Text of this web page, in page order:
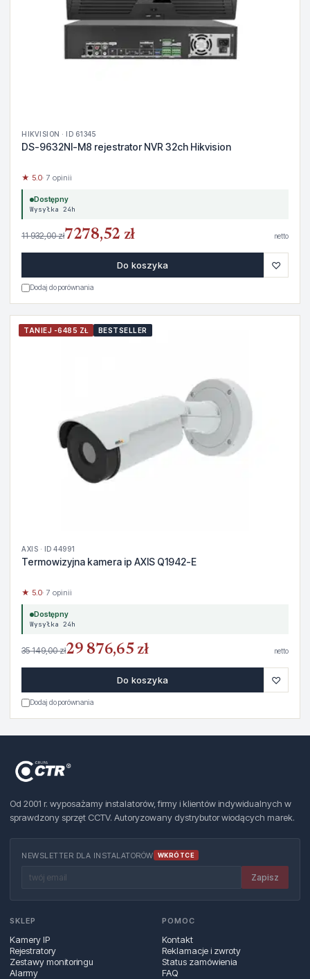
HIKVISION · ID 61345
DS-9632NI-M8 rejestrator NVR 32ch Hikvision
★ 5.0· 7 opinii
Dostępny
Wysyłka 24h
11 932,00 zł7278,52 zł netto
Do koszyka ♡
Dodaj do porównania
TANIEJ -6485 ZŁ BESTSELLER
AXIS · ID 44991
Termowizyjna kamera ip AXIS Q1942-E
★ 5.0· 7 opinii
Dostępny
Wysyłka 24h
35 149,00 zł29 876,65 zł netto
Do koszyka ♡
Dodaj do porównania
Od 2001 r. wyposażamy instalatorów, firmy i klientów indywidualnych w
sprawdzony sprzęt CCTV. Autoryzowany dystrybutor wiodących marek.
NEWSLETTER DLA INSTALATORÓW WKRÓTCE
Zapisz
SKLEP
Kamery IP
Rejestratory
Zestawy monitoringu
Alarmy
POMOC
Kontakt
Reklamacje i zwroty
Status zamówienia
FAQ